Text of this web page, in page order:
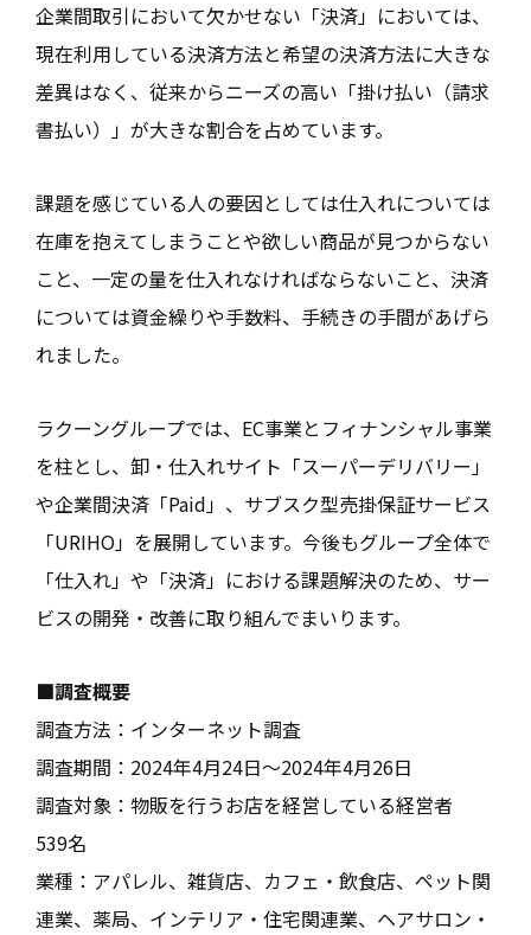
企業間取引において欠かせない「決済」においては、
現在利用している決済方法と希望の決済方法に大きな
差異はなく、従来からニーズの高い「掛け払い（請求
書払い）」が大きな割合を占めています。
課題を感じている人の要因としては仕入れについては
在庫を抱えてしまうことや欲しい商品が見つからない
こと、一定の量を仕入れなければならないこと、決済
については資金繰りや手数料、手続きの手間があげら
れました。
ラクーングループでは、EC事業とフィナンシャル事業
を柱とし、卸・仕入れサイト「スーパーデリバリー」
や企業間決済「Paid」、サブスク型売掛保証サービス
「URIHO」を展開しています。今後もグループ全体で
「仕入れ」や「決済」における課題解決のため、サー
ビスの開発・改善に取り組んでまいります。
■調査概要
調査方法：インターネット調査
調査期間：2024年4月24日～2024年4月26日
調査対象：物販を行うお店を経営している経営者
539名
業種：アパレル、雑貨店、カフェ・飲食店、ペット関
連業、薬局、インテリア・住宅関連業、ヘアサロン・